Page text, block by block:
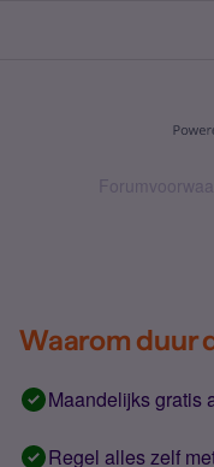
Waarom duur
Maandelijks gratis
Regel alles zelf